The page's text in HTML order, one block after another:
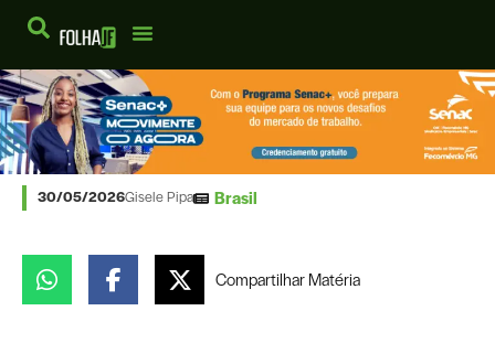
30/05/2026Gisele Pipa Brasil
CompartilharMatéria